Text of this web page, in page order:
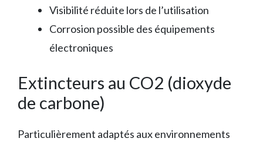
Visibilité réduite lors de l’utilisation
Corrosion possible des équipements
électroniques
Extincteurs au CO2 (dioxyde
de carbone)
Particulièrement adaptés aux environnements